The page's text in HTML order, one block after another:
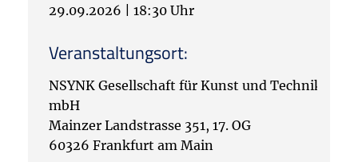
29.09.2026 18:30 Uhr
Veranstaltungsort:
NSYNK Gesellschaft für Kunst und Technik
mbH
Mainzer Landstrasse 351, 17. OG
60326 Frankfurt am Main